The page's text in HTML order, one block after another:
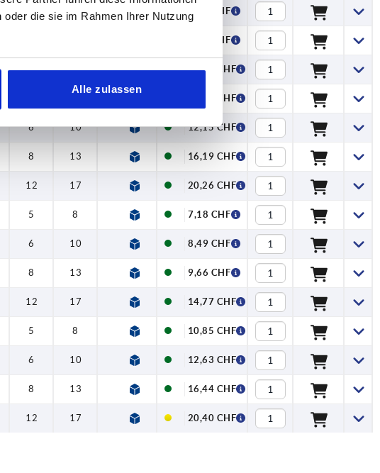
die sie im Rahmen Ihrer Nutzung
Alle zulassen
8,33 CHF
9,58 CHF
12 17 — 13,90 CHF
10,05 CHF
6 10 — 12,15 CHF
8 13 16,19 CHF
12 17 20,26 CHF
5 8 7,18 CHF
6 10 8,49 CHF
8 13 9,66 CHF
12 17 14,77 CHF
5 8 10,85 CHF
6 10 12,63 CHF
8 13 16,44 CHF
12 17 20,40 CHF